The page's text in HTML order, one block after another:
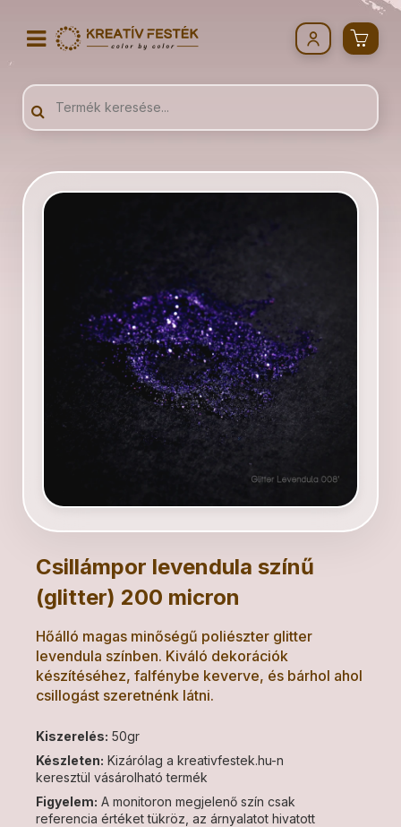
Csillámpor levendula színű
(glitter) 200 micron
Hőálló magas minőségű poliészter glitter
levendula színben. Kiváló dekorációk
készítéséhez, falfénybe keverve, és bárhol ahol
csillogást szeretnénk látni.
Kiszerelés: 50gr
Készleten: Kizárólag a kreativfestek.hu-n
keresztül vásárolható termék
Figyelem: A monitoron megjelenő szín csak
referencia értéket tükröz, az árnyalatot hivatott